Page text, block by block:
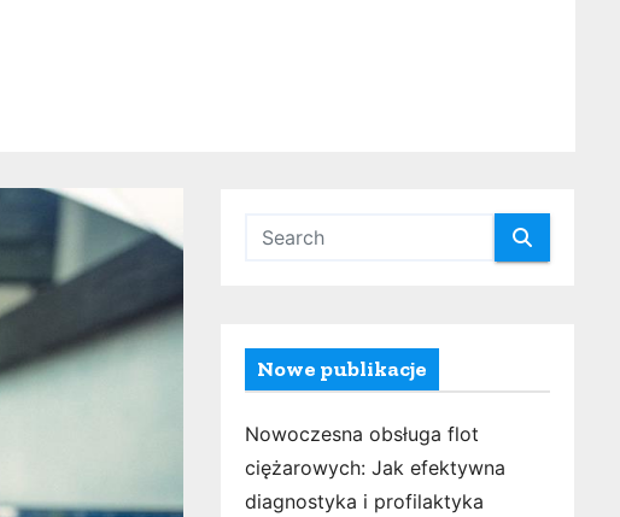
Nowe publikacje
Nowoczesna obsługa flot
ciężarowych: Jak efektywna
diagnostyka i profilaktyka